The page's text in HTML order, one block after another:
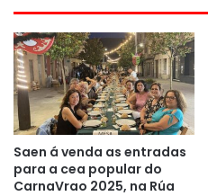
Saen á venda as entradas
para a cea popular do
CarnaVrao 2025, na Rúa